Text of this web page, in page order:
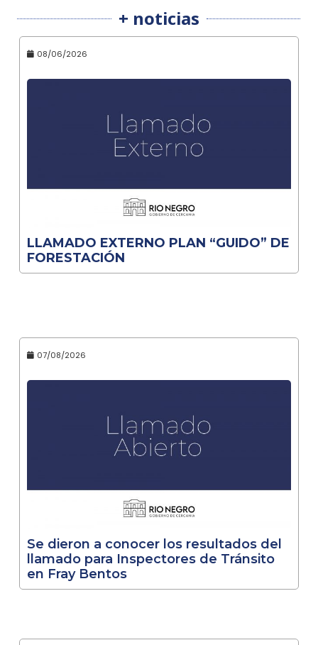
+ noticias
08/06/2026
LLAMADO EXTERNO PLAN “GUIDO” DE
FORESTACIÓN
07/08/2026
Se dieron a conocer los resultados del
llamado para Inspectores de Tránsito
en Fray Bentos